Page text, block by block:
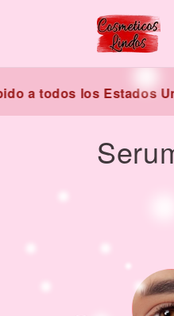
a todos los Estados
C
l